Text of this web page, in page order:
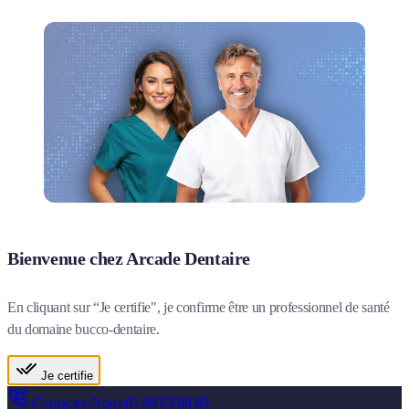
Bienvenue chez Arcade Dentaire
En cliquant sur “Je certifie", je confirme être un professionnel de santé
du domaine bucco-dentaire.
Je certifie
Contactez-Nous02 99 83 88 89